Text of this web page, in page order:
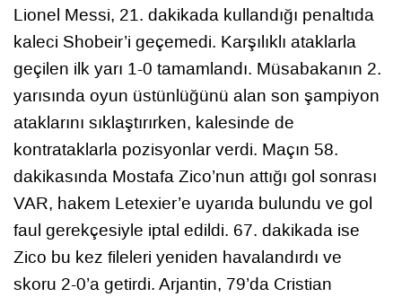
Lionel Messi, 21. dakikada kullandığı penaltıda
kaleci Shobeir’i geçemedi. Karşılıklı ataklarla
geçilen ilk yarı 1-0 tamamlandı. Müsabakanın 2.
yarısında oyun üstünlüğünü alan son şampiyon
ataklarını sıklaştırırken, kalesinde de
kontrataklarla pozisyonlar verdi. Maçın 58.
dakikasında Mostafa Zico’nun attığı gol sonrası
VAR, hakem Letexier’e uyarıda bulundu ve gol
faul gerekçesiyle iptal edildi. 67. dakikada ise
Zico bu kez fileleri yeniden havalandırdı ve
skoru 2-0’a getirdi. Arjantin, 79’da Cristian